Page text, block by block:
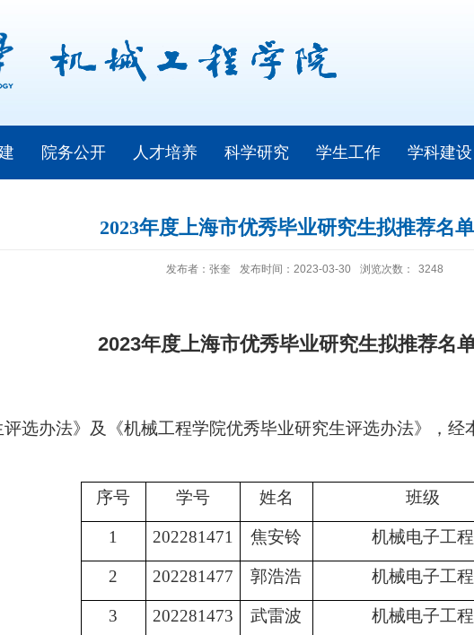
院务公开 人才培养 科学研究 学生工作 学科建设
2023年度上海市优秀毕业研究生拟推荐名
发布者：张奎 发布时间：2023-03-30 浏览次数： 3248
2023年度上海市优秀毕业研究生拟推荐名
选办法》及《机械工程学院优秀毕业研究生评选办法》，
序号 学号 姓名 班级
1 202281471 焦安铃 机械电子工程
2 202281477 郭浩浩 机械电子工程
3 202281473 武雷波 机械电子工程